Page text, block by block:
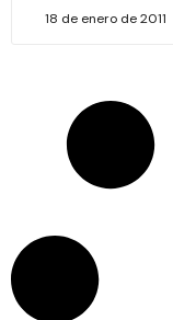
18 de enero de 2011